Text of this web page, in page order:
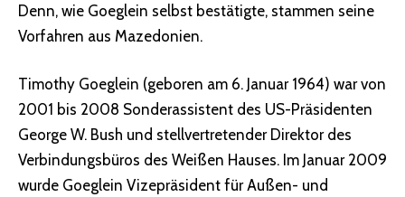
Denn, wie Goeglein selbst bestätigte, stammen seine
Vorfahren aus Mazedonien.
Timothy Goeglein (geboren am 6. Januar 1964) war von
2001 bis 2008 Sonderassistent des US-Präsidenten
George W. Bush und stellvertretender Direktor des
Verbindungsbüros des Weißen Hauses. Im Januar 2009
wurde Goeglein Vizepräsident für Außen- und